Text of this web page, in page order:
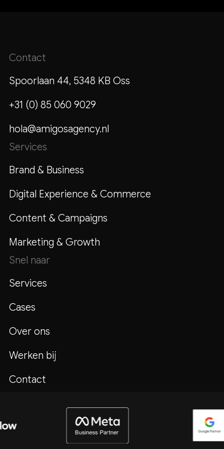
Contact
Spoorlaan 44, 5348 KB Oss
+31 (0) 85 060 9029
hola@amigosagency.nl
Services
Brand & Business
Digital Experience & Commerce
Content & Campaigns
Marketing & Growth
Snel naar
Services
Cases
Over ons
Werken bij
Contact